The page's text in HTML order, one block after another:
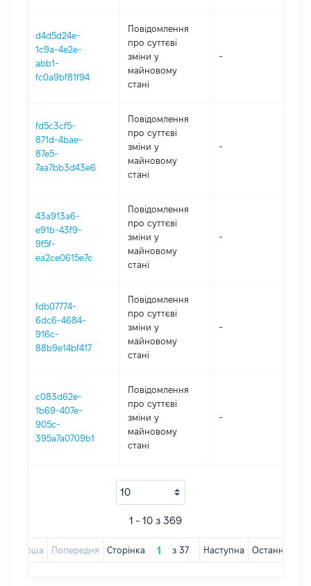
d4d5d24e-
1c9a-4e2e-
abb1-
fc0a9bf81f94
Повідомлення
про суттєві
зміни y
майновому
стані
-
fd5c3cf5-
871d-4bae-
87e5-
7aa7bb3d43e6
Повідомлення
про суттєві
зміни y
майновому
стані
-
43a913a6-
e91b-43f9-
9f5f-
ea2ce0615e7c
Повідомлення
про суттєві
зміни y
майновому
стані
-
fdb07774-
6dc6-4684-
916c-
88b9e14bf417
Повідомлення
про суттєві
зміни y
майновому
стані
-
c083d62e-
1b69-407e-
905c-
395a7a0709b1
Повідомлення
про суттєві
зміни y
майновому
стані
-
1 - 10 з 369
Перша Попередня Сторінка з 37 Наступна Остання